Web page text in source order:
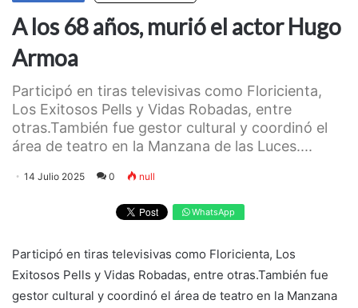
A los 68 años, murió el actor Hugo
Armoa
Participó en tiras televisivas como Floricienta,
Los Exitosos Pells y Vidas Robadas, entre
otras.También fue gestor cultural y coordinó el
área de teatro en la Manzana de las Luces....
14 Julio 2025 0 null
WhatsApp
Participó en tiras televisivas como Floricienta, Los
Exitosos Pells y Vidas Robadas, entre otras.También fue
gestor cultural y coordinó el área de teatro en la Manzana